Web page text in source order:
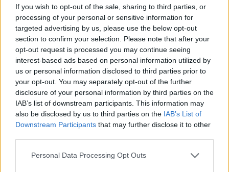
If you wish to opt-out of the sale, sharing to third parties, or
processing of your personal or sensitive information for
targeted advertising by us, please use the below opt-out
section to confirm your selection. Please note that after your
opt-out request is processed you may continue seeing
interest-based ads based on personal information utilized by
us or personal information disclosed to third parties prior to
your opt-out. You may separately opt-out of the further
disclosure of your personal information by third parties on the
IAB’s list of downstream participants. This information may
also be disclosed by us to third parties on the IAB’s List of
Downstream Participants that may further disclose it to other
Personal Data Processing Opt Outs
23:43
30χρονη έπεσε στη θάλασσα από την γέφυρα της
Χαλκίδας
23:32
Οι «μαύρες χήρες» της Ρωσίας: Παντρεύονται
νεοσύλλεκτους πριν μεταβούν στο μέτωπο για να
εισπράξουν τις «παχυλές» αποζημιώσεις
23:25
Ρόδος: Έσπασε ο κάβος και τραυμάτισε ναυτικό
Τραγωδία στην Εύβοια: Νεκρός 37χρονος μετά από